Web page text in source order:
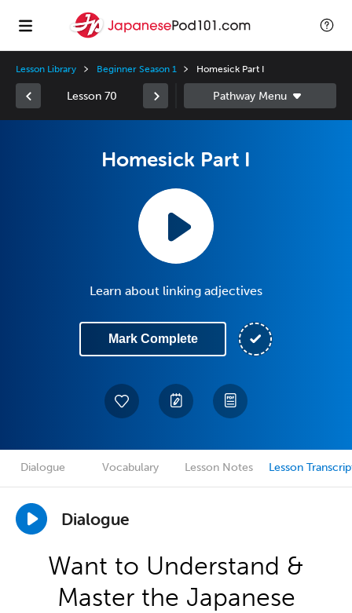
Lesson Library Beginner Season 1 Homesick Part I
Lesson 70
Homesick Part I
Learn about linking adjectives
Mark Complete
Dialogue Vocabulary Lesson Notes Lesson
Dialogue
Want to Understand &
Master the Japanese